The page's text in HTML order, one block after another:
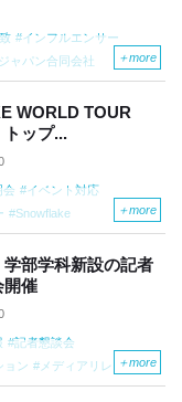
インフルエンサー
ャパン合同会社
ベント
芸能イベント
＋more
WORLD TOUR
ップ...
会
イベント対応
Snowflake
ノロジー
アイベント
人物PR
ランディング
＋more
部学科新設の記者
開催
記者懇談会
ョン
メディアリレーション
・教育機関
＋more